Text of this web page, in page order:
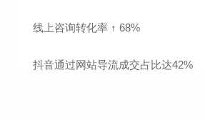
线上咨询转化率 ↑ 68%
抖音通过网站导流成交占比达42%